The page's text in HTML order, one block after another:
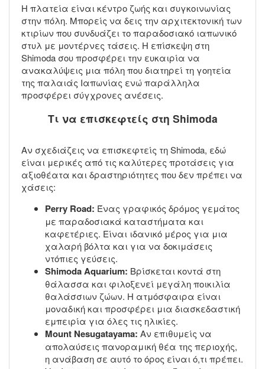
Η πλατεία είναι κέντρο ζωής και συγκοινωνίας
στην πόλη. Μπορείς να δεις την αρχιτεκτονική των
κτιρίων που συνδυάζει το παραδοσιακό ιαπωνικό
στυλ με μοντέρνες τάσεις. Η επίσκεψη στη
Shimoda σου προσφέρει την ευκαιρία να
ανακαλύψεις μια πόλη που διατηρεί τη γοητεία
της παλαιάς Ιαπωνίας ενώ παράλληλα
προσφέρει σύγχρονες ανέσεις.
Τι να επισκεφτείς στη Shimoda
Αν σχεδιάζεις να επισκεφτείς τη Shimoda, εδώ
είναι μερικές από τις καλύτερες προτάσεις για
αξιοθέατα και δραστηριότητες που δεν πρέπει να
χάσεις:
Perry Road: Ένας γραφικός δρόμος γεμάτος
με παραδοσιακά καταστήματα και
καφετέριες. Είναι ιδανικό μέρος για μια
χαλαρή βόλτα και για να δοκιμάσεις
ντόπιες γεύσεις.
Shimoda Aquarium: Βρίσκεται κοντά στη
θάλασσα και φιλοξενεί μεγάλη ποικιλία
θαλάσσιων ζώων. Η ατμόσφαιρα είναι
μοναδική και προσφέρει μια διασκεδαστική
εμπειρία για όλες τις ηλικίες.
Mount Nesugatayama: Αν επιθυμείς να
απολαύσεις πανοραμική θέα της περιοχής,
η ανάβαση σε αυτό το όρος είναι ό,τι πρέπει.